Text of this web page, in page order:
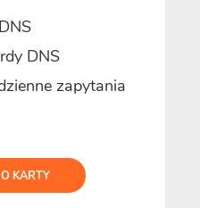
DNS
zapytania
KARTY